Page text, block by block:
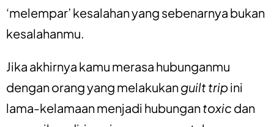
‘melempar’ kesalahan yang sebenarnya bukan
kesalahanmu.
Jika akhirnya kamu merasa hubunganmu
dengan orang yang melakukanguilt tripini
lama-kelamaan menjadi hubungantoxic dan